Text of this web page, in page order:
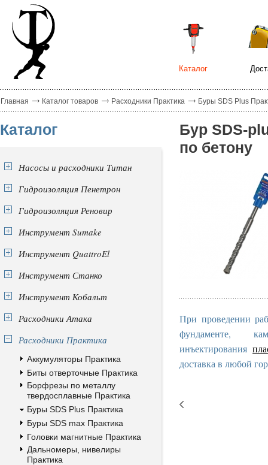
Каталог
Главная Каталог товаров Расходники Практика Буры SDS Plus
Каталог
Насосы и расходники Титан
Гидроизоляция Пенетрон
Гидроизоляция Реновир
Инструмент Sumake
Инструмент QuattroEl
Инструмент Станко
Инструмент Кобальт
Расходники Атака
Расходники Практика
Аккумуляторы Практика
Биты отверточные Практика
Борфрезы по металлу
твердосплавные Практика
Буры SDS Plus Практика
Буры SDS max Практика
Головки магнитные Практика
Дальномеры, нивелиры
Практика
Бур SDS-
по бетону
При проведении
фундаменте,
инъектирования
доставка в любой